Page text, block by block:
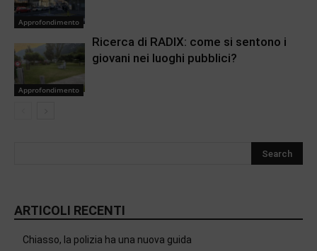
Approfondimento
Approfondimento
Ricerca di RADIX: come si sentono i
giovani nei luoghi pubblici?
ARTICOLI RECENTI
Chiasso, la polizia ha una nuova guida